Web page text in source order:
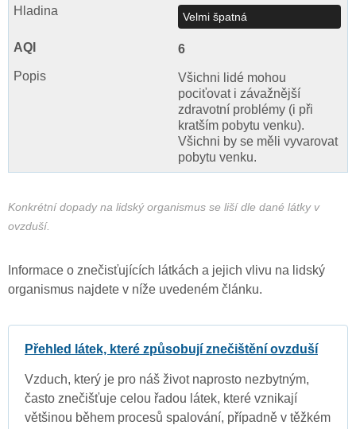
Velmi špatná
6
Všichni lidé mohou
pociťovat i závažnější
zdravotní problémy (i při
kratším pobytu venku).
Všichni by se měli vyvarovat
pobytu venku.
Konkrétní dopady na lidský organismus se liší dle dané látky v
ovzduší.
Informace o znečisťujících látkách a jejich vlivu na lidský
organismus najdete v níže uvedeném článku.
Přehled látek, které způsobují znečištění ovzduší
Vzduch, který je pro náš život naprosto nezbytným,
často znečišťuje celou řadou látek, které vznikají
většinou během procesů spalování, případně v těžkém